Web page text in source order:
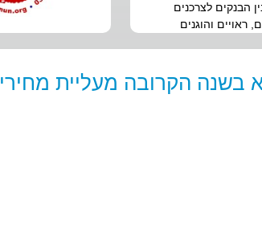
הבנקים לצרכנים
ראויים והוגנים
בשנה הקרובה מעליית מחירי